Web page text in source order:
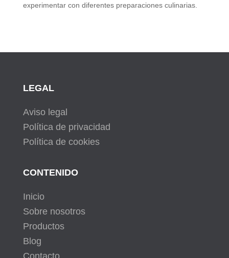
experimentar con diferentes preparaciones culinarias.
LEGAL
Aviso legal
Política de privacidad
Política de cookies
CONTENIDO
Inicio
Sobre nosotros
Productos
Blog
Contacto